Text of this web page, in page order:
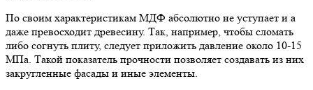
По своим характеристикам МДФ абсолютно не уступает и а
даже превосходит древесину. Так, например, чтобы сломать
либо согнуть плиту, следует приложить давление около 10-15
МПа. Такой показатель прочности позволяет создавать из них
закругленные фасады и иные элементы.